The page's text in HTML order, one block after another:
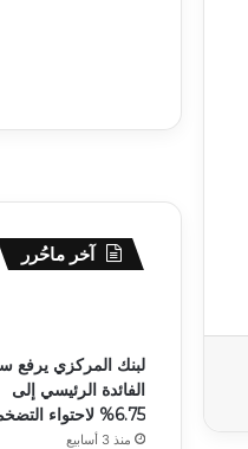
آخر ماحُرر
لبنك المركزي يرفع
الفائدة الرئيسي إلى
6.75% لاحتواء التضخم
منذ 3 أسابيع